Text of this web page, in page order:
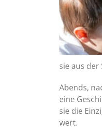
sie aus
Abends,
eine
sie die
wert.